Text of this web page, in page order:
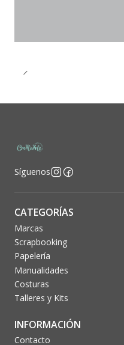
Síguenos
CATEGORÍAS
Marcas
Scrapbooking
Papelería
Manualidades
Costuras
Talleres y Kits
INFORMACIÓN
Contacto